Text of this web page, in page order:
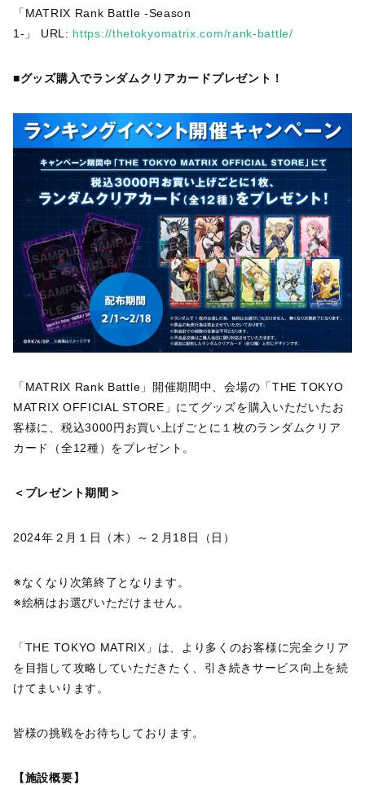
「MATRIX Rank Battle -Season
1-」 URL: https://thetokyomatrix.com/rank-battle/
■グッズ購入でランダムクリアカードプレゼント！
「MATRIX Rank Battle」開催期間中、会場の「THE TOKYO
MATRIX OFFICIAL STORE」にてグッズを購入いただいたお
客様に、税込3000円お買い上げごとに１枚のランダムクリア
カード（全12種）をプレゼント。
＜プレゼント期間＞
2024年２月１日（木）～２月18日（日）
※なくなり次第終了となります。
※絵柄はお選びいただけません。
「THE TOKYO MATRIX」は、より多くのお客様に完全クリア
を目指して攻略していただきたく、引き続きサービス向上を続
けてまいります。
皆様の挑戦をお待ちしております。
【施設概要】